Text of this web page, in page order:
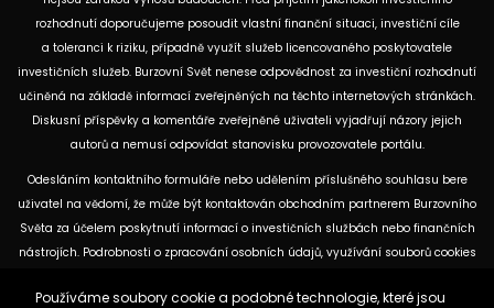
rozhodnutí doporučujeme posoudit vlastní finanční situaci, investiční cíle
a toleranci k riziku, případně využít služeb licencovaného poskytovatele
investičních služeb. Burzovní Svět nenese odpovědnost za investiční rozhodnutí
učiněná na základě informací zveřejněných na těchto internetových stránkách.
Diskusní příspěvky a komentáře zveřejněné uživateli vyjadřují názory jejich
autorů a nemusí odpovídat stanovisku provozovatele portálu.
Odesláním kontaktního formuláře nebo udělením příslušného souhlasu bere
uživatel na vědomí, že může být kontaktován obchodním partnerem Burzovního
Světa za účelem poskytnutí informací o investičních službách nebo finančních
nástrojích. Podrobnosti o zpracování osobních údajů, využívání souborů cookies
dostupných na těchto internetových stránkách. U jednotlivých článků mohou
Používáme soubory cookie a podobné technologie, které jsou